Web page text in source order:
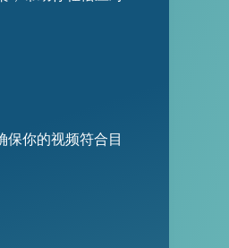
你的视频符合目